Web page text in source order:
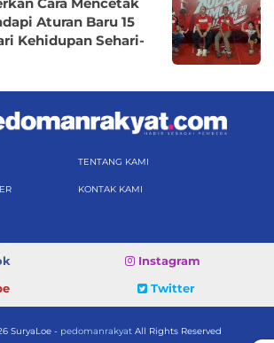
Aturan Baru 15
Kehidupan Sehari-
TENTANG KAMI
KONTAK KAMI
Instagram
Twitter
SuryaLoe - pedomanrakyat All Rights Reserved